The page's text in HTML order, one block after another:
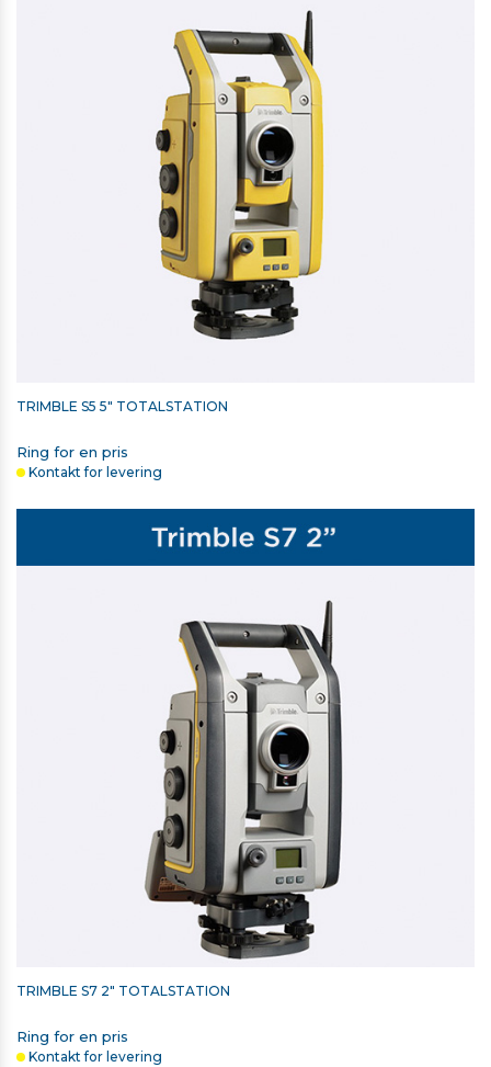
TRIMBLE S5 5" TOTALSTATION
Ring for en pris
Kontakt for levering
TRIMBLE S7 2" TOTALSTATION
Ring for en pris
Kontakt for levering